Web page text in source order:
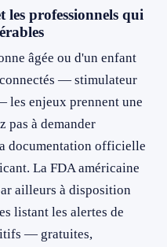
les professionnels qui
âgée ou d'un enfant
— stimulateur
les enjeux prennent une
pas à demander
documentation officielle
La FDA américaine
ailleurs à disposition
listant les alertes de
— gratuites,